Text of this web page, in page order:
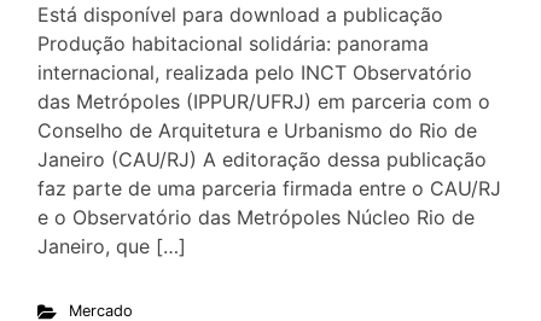
Está disponível para download a publicação
Produção habitacional solidária: panorama
internacional, realizada pelo INCT Observatório
das Metrópoles (IPPUR/UFRJ) em parceria com o
Conselho de Arquitetura e Urbanismo do Rio de
Janeiro (CAU/RJ) A editoração dessa publicação
faz parte de uma parceria firmada entre o CAU/RJ
e o Observatório das Metrópoles Núcleo Rio de
Janeiro, que […]
Mercado